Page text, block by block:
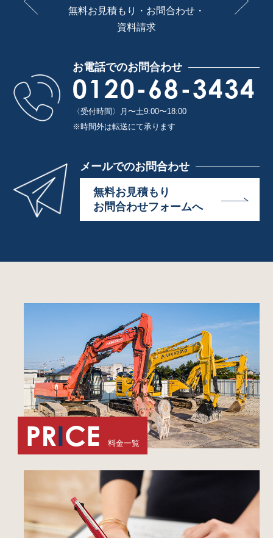
無料お見積もり・お問合わせ・
資料請求
お電話でのお問合わせ
0120-68-3434
〈受付時間〉月〜土9:00〜18:00
※時間外は転送にて承ります
メールでのお問合わせ
無料お見積もり
お問合わせフォームへ
PRICE 料金一覧